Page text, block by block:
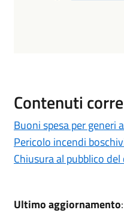
Contenuti
Buoni spesa per generi
Pericolo incendi
Chiusura al pubblico
Ultimo aggiornamento